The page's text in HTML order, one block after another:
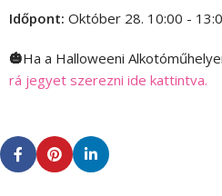
Időpont: Október 28. 10:00 -
🎃Ha a Halloweeni
rá jegyet szerezni ide kattintva.